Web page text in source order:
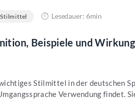
Lesedauer: 6min
Beispiele und Wirkung
Stilmittel in der deutschen
Verwendung findet.